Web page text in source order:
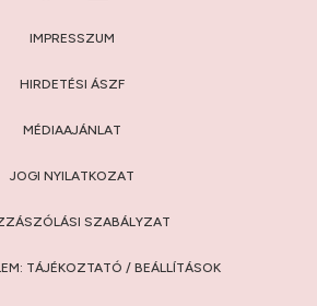
IMPRESSZUM
HIRDETÉSI ÁSZF
MÉDIAAJÁNLAT
JOGI NYILATKOZAT
SZABÁLYZAT
TÁJÉKOZTATÓ / BEÁLLÍTÁSOK